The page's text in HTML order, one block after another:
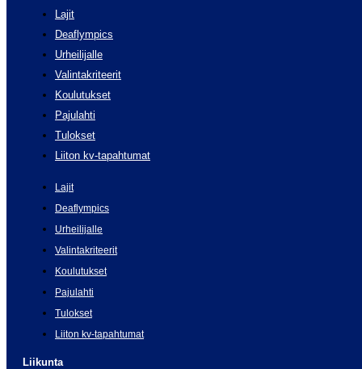
Lajit
Deaflympics
Urheilijalle
Valintakriteerit
Koulutukset
Pajulahti
Tulokset
Liiton kv-tapahtumat
Lajit
Deaflympics
Urheilijalle
Valintakriteerit
Koulutukset
Pajulahti
Tulokset
Liiton kv-tapahtumat
Liikunta